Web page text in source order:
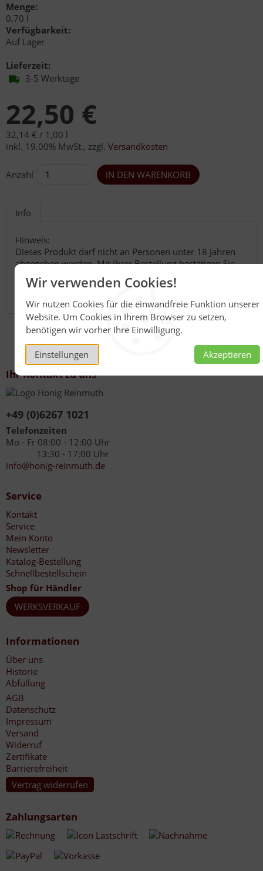
Wir verwenden Cookies!
Wir nutzen Cookies für die einwandfreie Funktion unserer
Website. Um Cookies in Ihrem Browser zu setzen,
benötigen wir vorher Ihre Einwilligung.
Einstellungen Akzeptieren
Menge:
0,70 l
Verfügbarkeit:
Auf Lager
Lieferzeit:
3-5 Werktage
22,50 €
32,14 € / 1,00 l
inkl. 19,00% MwSt., zzgl. Versandkosten
Anzahl
Info
Hinweis:
Dieses Produkt darf nicht an Personen unter 18 Jahren
abgegeben werden. Mit Ihrer Bestellung bestätigen Sie,
dass Sie das für dieses Produkt gesetzliche Mindestalter
haben. Bitte seien Sie verantwortungsvoll mit diesem
Artikel.
Ihr Kontakt zu uns
+49 (0)6267 1021
Telefonzeiten
Mo - Fr 08:00 - 12:00 Uhr
13:30 - 17:00 Uhr
info@honig-reinmuth.de
Service
Kontakt
Service
Mein Konto
Newsletter
Katalog-Bestellung
Schnellbestellschein
Shop für Händler
WERKSVERKAUF
Informationen
Über uns
Historie
Abfüllung
AGB
Datenschutz
Impressum
Versand
Widerruf
Zertifikate
Barrierefreiheit
Vertrag widerrufen
Zahlungsarten